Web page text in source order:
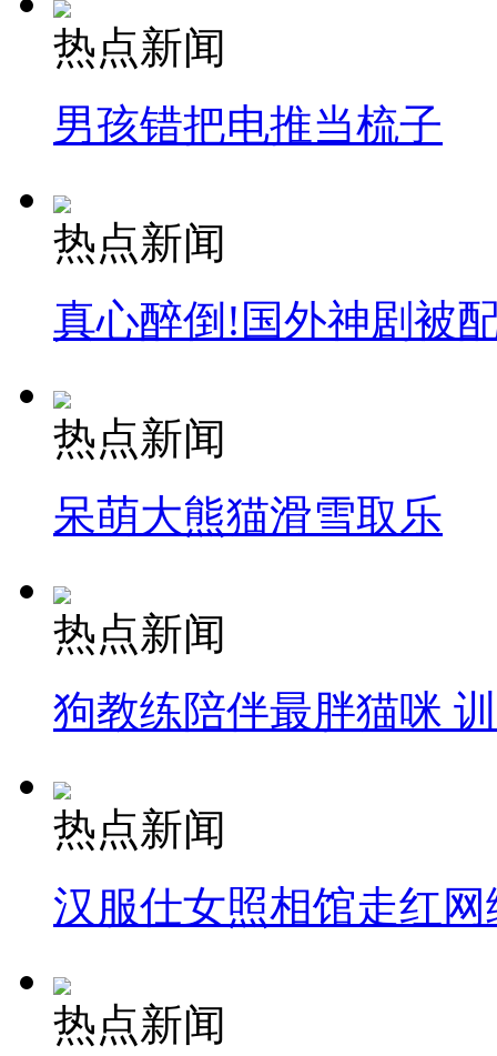
热点新闻
男孩错把电推当梳子
热点新闻
真心醉倒!国外神剧被
热点新闻
呆萌大熊猫滑雪取乐
热点新闻
狗教练陪伴最胖猫咪
热点新闻
汉服仕女照相馆走红网
热点新闻